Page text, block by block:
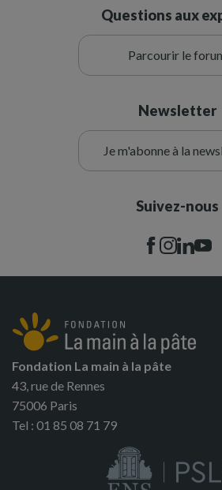
Questions aux
Parcourir le
Newsletter
Je m'abonne à la
Suivez-nous
Fondation La main à la pâte
43, rue de Rennes
75006 Paris
Tel : 01 85 08 71 79